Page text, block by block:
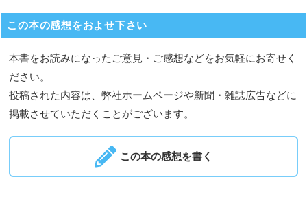
この本の感想をおよせ下さい
本書をお読みになったご意見・ご感想などをお気軽にお寄せく
ださい。
投稿された内容は、弊社ホームページや新聞・雑誌広告などに
掲載させていただくことがございます。
この本の感想を書く